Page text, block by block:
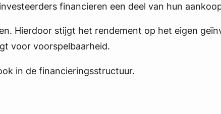
financieren een deel van hun
Hierdoor stijgt het rendement op het eigen
voor voorspelbaarheid.
in de financieringsstructuur.